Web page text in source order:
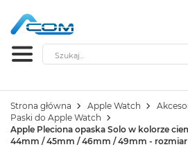
Szukaj
Strona główna Apple Watch
Paski do Apple Watch
Apple Pleciona opaska Solo w kolorze
44mm / 45mm / 46mm / 49mm - rozmiar